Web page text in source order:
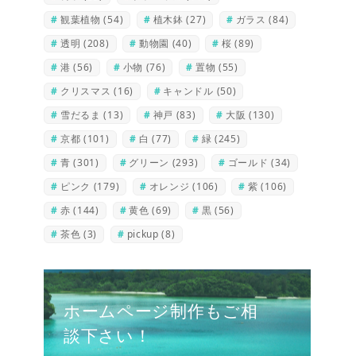
観葉植物 (54) 植木鉢 (27) ガラス (84)
透明 (208) 動物園 (40) 桜 (89)
港 (56) 小物 (76) 置物 (55)
クリスマス (16) キャンドル (50)
雪だるま (13) 神戸 (83) 大阪 (130)
京都 (101) 白 (77) 緑 (245)
青 (301) グリーン (293) ゴールド (34)
ピンク (179) オレンジ (106) 紫 (106)
赤 (144) 黄色 (69) 黒 (56)
茶色 (3) pickup (8)
ホームページ制作もご相
談下さい！